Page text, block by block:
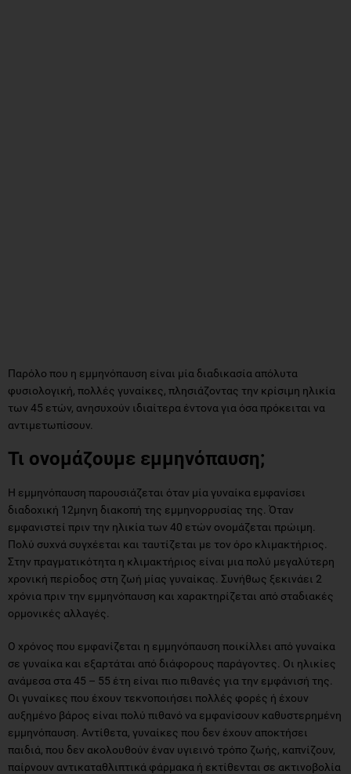
Παρόλο που η εμμηνόπαυση είναι μία διαδικασία απόλυτα
φυσιολογική, πολλές γυναίκες, πλησιάζοντας την κρίσιμη ηλικία
των 45 ετών, ανησυχούν ιδιαίτερα έντονα για όσα πρόκειται να
αντιμετωπίσουν.
Τι ονομάζουμε εμμηνόπαυση;
Η εμμηνόπαυση παρουσιάζεται όταν μία γυναίκα εμφανίσει
διαδοχική 12μηνη διακοπή της εμμηνορρυσίας της. Όταν
εμφανιστεί πριν την ηλικία των 40 ετών ονομάζεται πρώιμη.
Πολύ συχνά συγχέεται και ταυτίζεται με τον όρο κλιμακτήριος.
Στην πραγματικότητα η κλιμακτήριος είναι μια πολύ μεγαλύτερη
χρονική περίοδος στη ζωή μίας γυναίκας. Συνήθως ξεκινάει 2
χρόνια πριν την εμμηνόπαυση και χαρακτηρίζεται από σταδιακές
ορμονικές αλλαγές.
Ο χρόνος που εμφανίζεται η εμμηνόπαυση ποικίλλει από γυναίκα
σε γυναίκα και εξαρτάται από διάφορους παράγοντες. Οι ηλικίες
ανάμεσα στα 45 – 55 έτη είναι πιο πιθανές για την εμφάνισή της.
Οι γυναίκες που έχουν τεκνοποιήσει πολλές φορές ή έχουν
αυξημένο βάρος είναι πολύ πιθανό να εμφανίσουν καθυστερημένη
εμμηνόπαυση. Αντίθετα, γυναίκες που δεν έχουν αποκτήσει
παιδιά, που δεν ακολουθούν έναν υγιεινό τρόπο ζωής, καπνίζουν,
παίρνουν αντικαταθλιπτικά φάρμακα ή εκτίθενται σε ακτινοβολία